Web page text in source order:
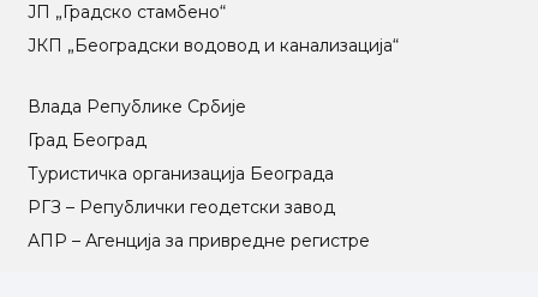
ЈП „Градско стамбено“
ЈКП „Београдски водовод и канализација“
Влада Републике Србије
Град Београд
Туристичка организација Београда
РГЗ – Републички геодетски завод
АПР – Агенција за привредне регистре